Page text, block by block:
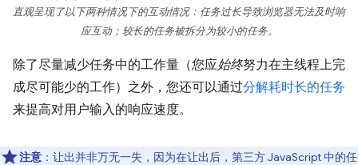
直观呈现了以下两种情况下的互动情况：任务过长导致浏览器无法及时响
应互动；较长的任务被拆分为较小的任务。
除了尽量减少任务中的工作量（您应始终努力在主线程上完
成尽可能少的工作）之外，您还可以通过分解耗时长的任务
来提高对用户输入的响应速度。
注意 ：让出并非万无一失，因为在让出后，第三方 JavaScript 中的任